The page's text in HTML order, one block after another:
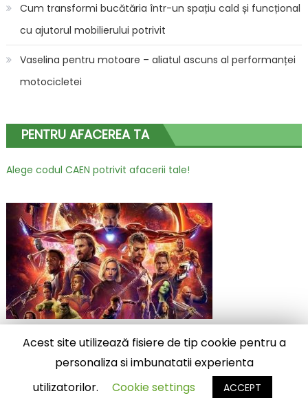
Cum transformi bucătăria într-un spațiu cald și funcțional
cu ajutorul mobilierului potrivit
Vaselina pentru motoare – aliatul ascuns al performanței
motocicletei
PENTRU AFACEREA TA
Alege codul CAEN potrivit afacerii tale!
2025 stiridiverse.net|Eggnews byTheme Egg
Advertoriale premium – preturi atractive
Acest site utilizează fisiere de tip cookie pentru a
personaliza si imbunatatii experienta
utilizatorilor.
Cookie settings ACCEPT